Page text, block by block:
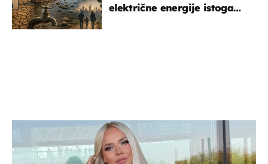
električne energije istoga